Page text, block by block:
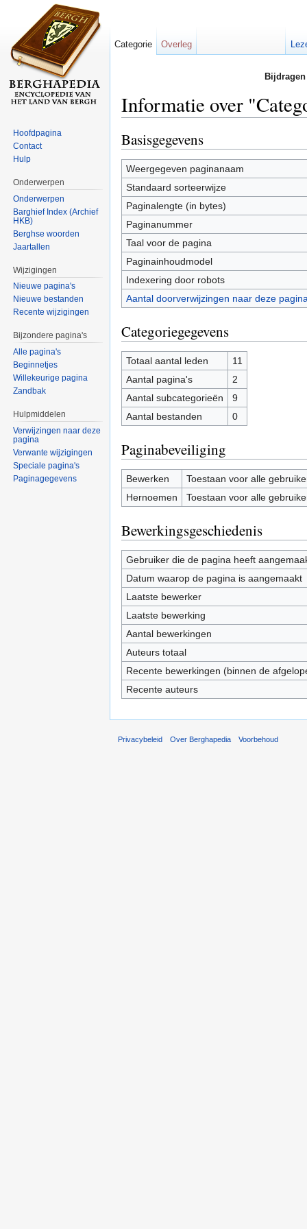
Informatie over
Basisgegevens
Weergegeven paginanaam
Standaard sorteerwijze
Paginalengte (in bytes)
Paginanummer
Taal voor de pagina
Paginainhoudmodel
Indexering door robots
Aantal doorverwijzingen naar deze
Categoriegegevens
Totaal aantal leden
11
Aantal pagina's
2
Aantal subcategorieën
9
Aantal bestanden
0
Paginabeveiliging
Bewerken
Toestaan voor alle
Hernoemen
Toestaan voor alle
Bewerkingsgeschiedenis
Gebruiker die de pagina heeft
Datum waarop de pagina is aangemaakt
Laatste bewerker
Laatste bewerking
Aantal bewerkingen
Auteurs totaal
Recente bewerkingen (binnen de
Recente auteurs
Categorie Overleg
Hoofdpagina
Contact
Hulp
Onderwerpen
Onderwerpen
Barghief Index (Archief
HKB)
Berghse woorden
Jaartallen
Wijzigingen
Nieuwe pagina's
Nieuwe bestanden
Recente wijzigingen
Bijzondere pagina's
Alle pagina's
Beginnetjes
Willekeurige pagina
Zandbak
Hulpmiddelen
Verwijzingen naar deze
pagina
Verwante wijzigingen
Speciale pagina's
Paginagegevens
Privacybeleid Over Berghapedia Voorbehoud